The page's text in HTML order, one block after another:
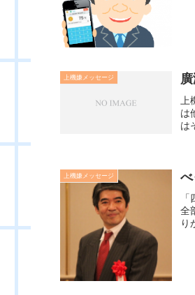
上機嫌メッセージ
は
は
上機嫌メッセージ
全
り